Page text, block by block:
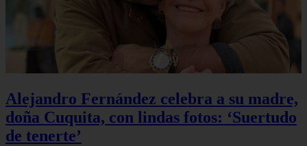
Alejandro Fernández celebra a su madre,
doña Cuquita, con lindas fotos: ‘Suertudo
de tenerte’